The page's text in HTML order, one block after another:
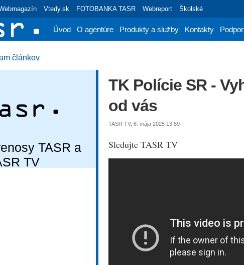
Vtedy.sk FOTOBANKA TASR Webreport Školské
Úvod O agentúre Produkty a služby Kontakty
článkov
TASR a
TV
TK Polície SR -
od vás
TASR TV, 6. mája 2025 13:59
Sledujte TASR TV